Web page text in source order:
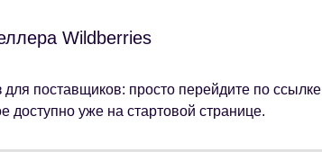
Wildberries
для поставщиков: просто перейдите по ссылке
доступно уже на стартовой странице.